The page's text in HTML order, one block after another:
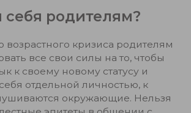
себя родителям?
возрастного кризиса родителям
все свои силы на то, чтобы
к своему новому статусу и
отдельной личностью, к
окружающие. Нельзя